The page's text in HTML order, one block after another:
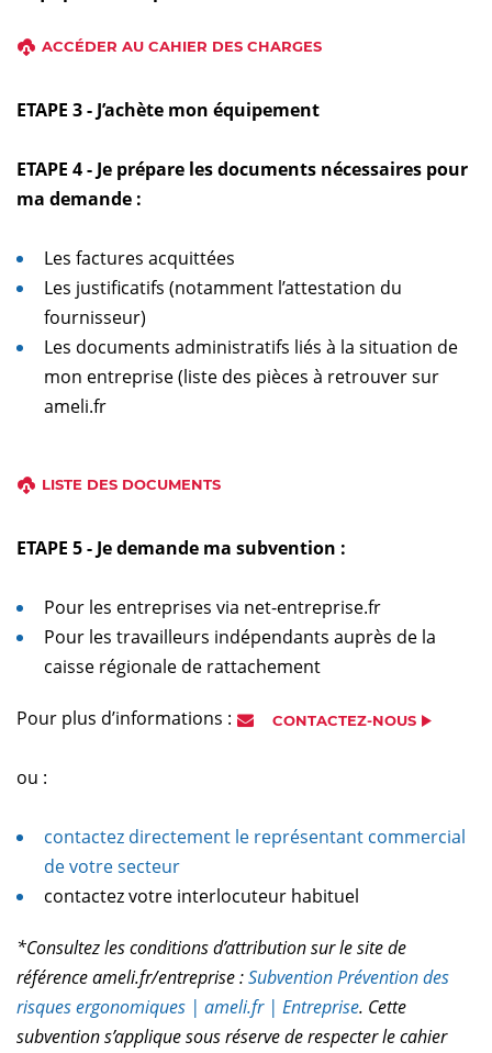
ACCÉDER AU CAHIER DES CHARGES
ETAPE 3 - J’achète mon équipement
ETAPE 4 - Je prépare les documents nécessaires pour
ma demande :
Les factures acquittées
Les justificatifs (notamment l’attestation du
fournisseur)
Les documents administratifs liés à la situation de
mon entreprise (liste des pièces à retrouver sur
ameli.fr
LISTE DES DOCUMENTS
ETAPE 5 - Je demande ma subvention :
Pour les entreprises via net-entreprise.fr
Pour les travailleurs indépendants auprès de la
caisse régionale de rattachement
Pour plus d’informations : CONTACTEZ-NOUS
ou :
contactez directement le représentant commercial
de votre secteur
contactez votre interlocuteur habituel
*Consultez les conditions d’attribution sur le site de
référence ameli.fr/entreprise :Subvention Prévention des
risques ergonomiques | ameli.fr | Entreprise. Cette
subvention s’applique sous réserve de respecter le cahier